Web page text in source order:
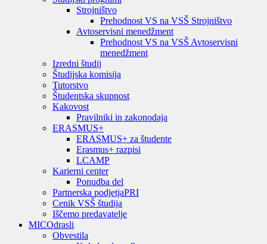
Strojništvo
Prehodnost VS na VSŠ Strojništvo
Avtoservisni menedžment
Prehodnost VS na VSŠ Avtoservisni
menedžment
Izredni študij
Študijska komisija
Tutorstvo
Študentska skupnost
Kakovost
Pravilniki in zakonodaja
ERASMUS+
ERASMUS+ za študente
Erasmus+ razpisi
LCAMP
Karierni center
Ponudba del
Partnerska podjetjaPRI
Cenik VSŠ študija
Iščemo predavatelje
MICOdrasli
Obvestila